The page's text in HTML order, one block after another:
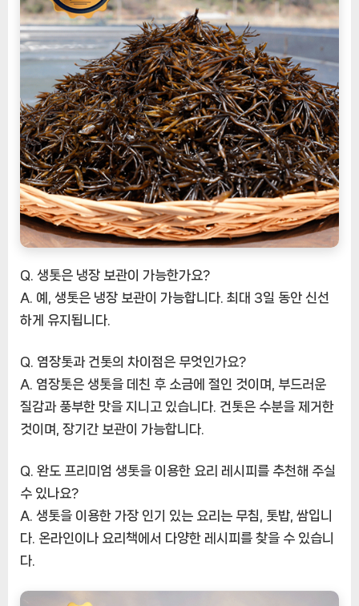
Q. 생톳은 냉장 보관이 가능한가요?
A. 예, 생톳은 냉장 보관이 가능합니다. 최대 3일 동안 신선
하게 유지됩니다.
Q. 염장톳과 건톳의 차이점은 무엇인가요?
A. 염장톳은 생톳을 데친 후 소금에 절인 것이며, 부드러운
질감과 풍부한 맛을 지니고 있습니다. 건톳은 수분을 제거한
것이며, 장기간 보관이 가능합니다.
Q. 완도 프리미엄 생톳을 이용한 요리 레시피를 추천해 주실
수 있나요?
A. 생톳을 이용한 가장 인기 있는 요리는 무침, 톳밥, 쌈입니
다. 온라인이나 요리책에서 다양한 레시피를 찾을 수 있습니
다.